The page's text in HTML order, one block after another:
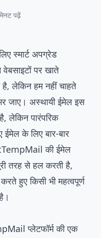
पढ़ें
स्मार्ट अपग्रेड
पर खाते
लेकिन हम नहीं चाहते
जाए। अस्थायी ईमेल इस
लेकिन पारंपरिक
ईमेल के लिए बार-बार
की ईमेल
तरह से हल करती है,
हुए किसी भी महत्वपूर्ण
प्लेटफॉर्म की एक